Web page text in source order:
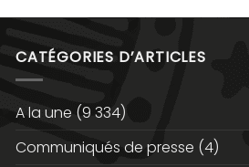
CATÉGORIES D’ARTICLES
A la une (9 334)
Communiqués de presse (4)